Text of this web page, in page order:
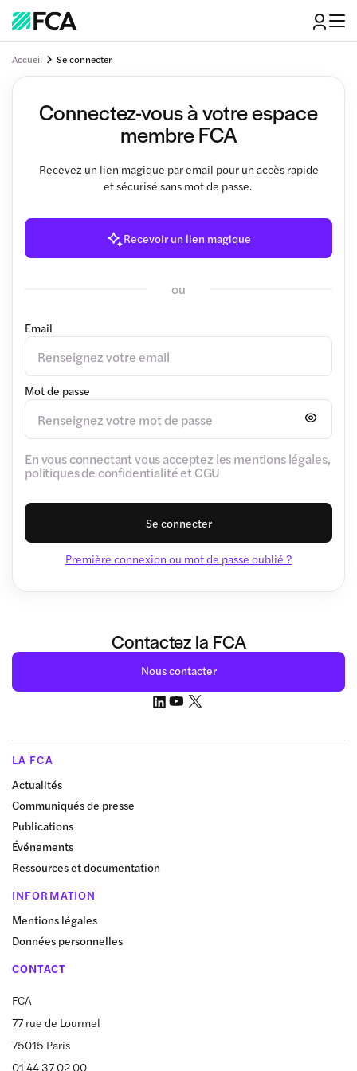
Accueil Se connecter
Connectez-vous à votre espace
membre FCA
Recevez un lien magique par email pour un accès rapide
et sécurisé sans mot de passe.
Recevoir un lien magique
ou
Email
Mot de passe
En vous connectant vous acceptez les mentions légales,
politiques de confidentialité et CGU
Se connecter
Première connexion ou mot de passe oublié ?
Contactez la FCA
Nous contacter
LA FCA
Actualités
Communiqués de presse
Publications
Événements
Ressources et documentation
INFORMATION
Mentions légales
Données personnelles
CONTACT
FCA
77 rue de Lourmel
75015 Paris
01 44 37 02 00